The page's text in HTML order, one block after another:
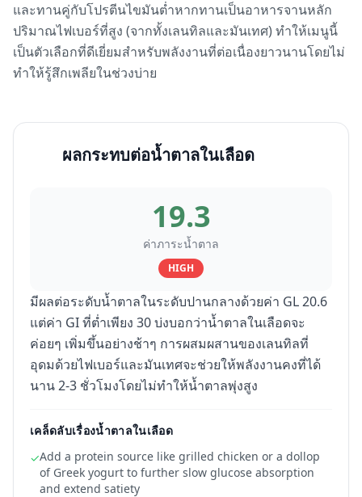
และทานคู่กับโปรตีนไขมันต่ำหากทานเป็นอาหารจานหลัก
ปริมาณไฟเบอร์ที่สูง (จากทั้งเลนทิลและมันเทศ) ทำให้เมนูนี้
เป็นตัวเลือกที่ดีเยี่ยมสำหรับพลังงานที่ต่อเนื่องยาวนานโดยไม่
ทำให้รู้สึกเพลียในช่วงบ่าย
ผลกระทบต่อน้ำตาลในเลือด
19.3
ค่าภาระน้ำตาล
HIGH
มีผลต่อระดับน้ำตาลในระดับปานกลางด้วยค่า GL 20.6
แต่ค่า GI ที่ต่ำเพียง 30 บ่งบอกว่าน้ำตาลในเลือดจะ
ค่อยๆ เพิ่มขึ้นอย่างช้าๆ การผสมผสานของเลนทิลที่
อุดมด้วยไฟเบอร์และมันเทศจะช่วยให้พลังงานคงที่ได้
นาน 2-3 ชั่วโมงโดยไม่ทำให้น้ำตาลพุ่งสูง
เคล็ดลับเรื่องน้ำตาลในเลือด
✓Add a protein source like grilled chicken or a dollop
of Greek yogurt to further slow glucose absorption
and extend satiety